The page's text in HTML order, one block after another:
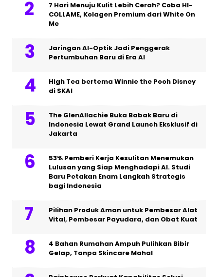
7 Hari Menuju Kulit Lebih Cerah? Coba HI-
COLLAME, Kolagen Premium dari White On
Me
Jaringan AI-Optik Jadi Penggerak
Pertumbuhan Baru di Era AI
High Tea bertema Winnie the Pooh Disney
di SKAI
The GlenAllachie Buka Babak Baru di
Indonesia Lewat Grand Launch Eksklusif di
Jakarta
53% Pemberi Kerja Kesulitan Menemukan
Lulusan yang Siap Menghadapi AI. Studi
Baru Petakan Enam Langkah Strategis
bagi Indonesia
Pilihan Produk Aman untuk Pembesar Alat
Vital, Pembesar Payudara, dan Obat Kuat
4 Bahan Rumahan Ampuh Pulihkan Bibir
Gelap, Tanpa Skincare Mahal